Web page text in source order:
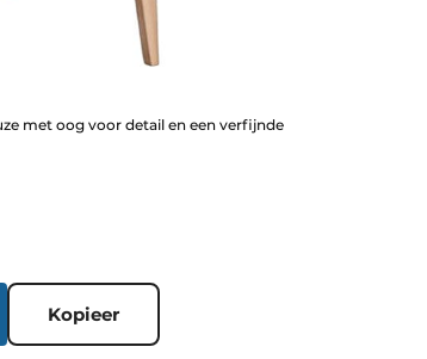
met oog voor detail en een verfijnde
Kopieer